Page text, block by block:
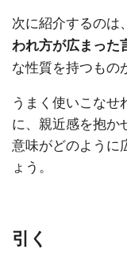
次に紹介するのは
われ方が広まった
な性質を持つもの
うまく使いこなせ
に、親近感を抱か
意味がどのように
ょう。
引く